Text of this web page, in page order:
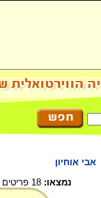
אבי אוחיון
נמצאו: